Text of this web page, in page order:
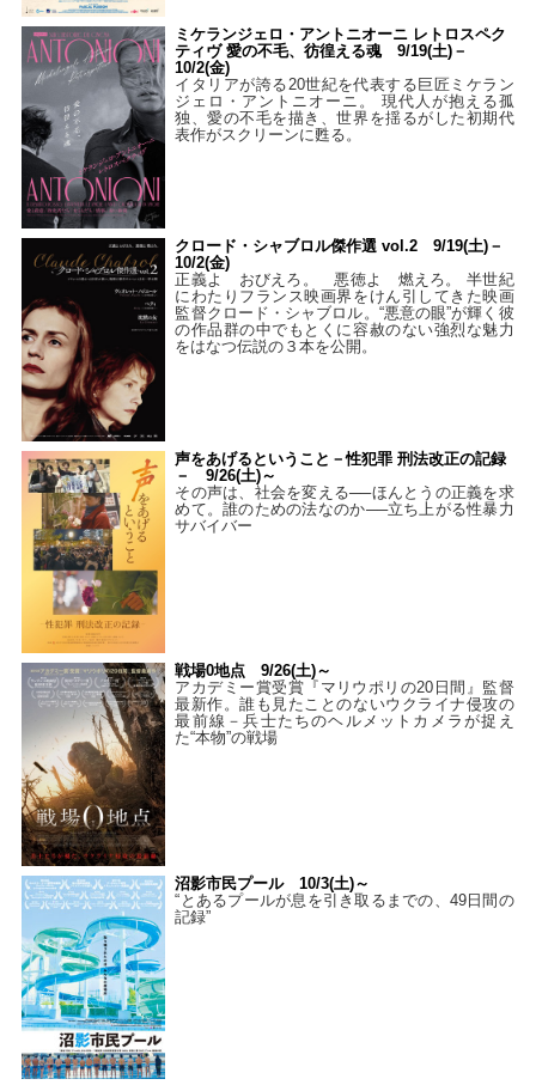
ミケランジェロ・アントニオーニ レトロスペク
ティヴ 愛の不毛、彷徨える魂 9/19(土)－
10/2(金)
イタリアが誇る20世紀を代表する巨匠ミケラン
ジェロ・アントニオーニ。 現代人が抱える孤
独、愛の不毛を描き、世界を揺るがした初期代
表作がスクリーンに甦る。
クロード・シャブロル傑作選 vol.2 9/19(土)－
10/2(金)
正義よ おびえろ。 悪徳よ 燃えろ。 半世紀
にわたりフランス映画界をけん引してきた映画
監督クロード・シャブロル。“悪意の眼”が輝く彼
の作品群の中でもとくに容赦のない強烈な魅力
をはなつ伝説の３本を公開。
声をあげるということ－性犯罪 刑法改正の記録
－ 9/26(土)～
その声は、社会を変える──ほんとうの正義を求
めて。誰のための法なのか──立ち上がる性暴力
サバイバー
戦場0地点 9/26(土)～
アカデミー賞受賞『マリウポリの20日間』監督
最新作。誰も見たことのないウクライナ侵攻の
最前線－兵士たちのヘルメットカメラが捉え
た“本物”の戦場
沼影市民プール 10/3(土)～
“とあるプールが息を引き取るまでの、49日間の
記録”